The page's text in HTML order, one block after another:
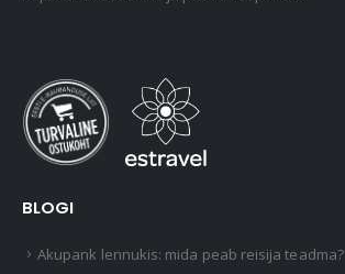
BLOGI
Akupank lennukis: mida peab reisija teadma?